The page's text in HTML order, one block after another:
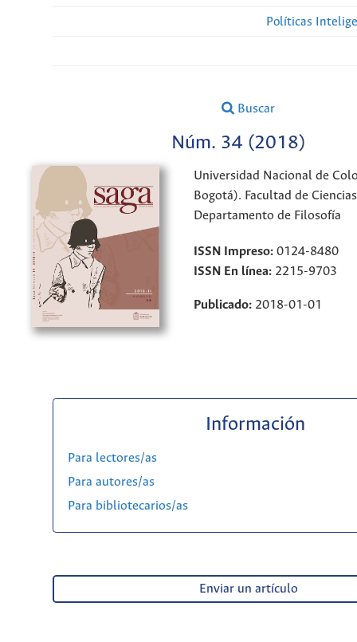
Políticas
Buscar
Núm. 34 (2018)
Universidad Nacional de
Bogotá). Facultad de
Departamento de Filosofía
ISSN Impreso: 0124-8480
ISSN En línea: 2215-9703
Publicado: 2018-01-01
Información
Para lectores/as
Para autores/as
Para bibliotecarios/as
Enviar un artículo